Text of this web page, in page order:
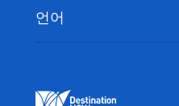
이벤트
숙소
귀하의 사업을 등록하세요
뉴사우스웨일즈주관광
언어